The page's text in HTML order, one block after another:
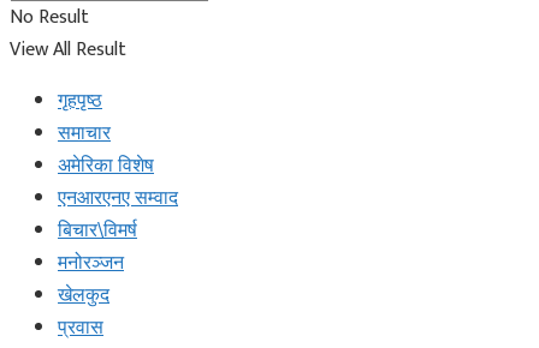
No Result
View All Result
गृहपृष्ठ
समाचार
अमेरिका विशेष
एनआरएनए सम्वाद
बिचार\विमर्ष
मनोरञ्जन
खेलकुद
प्रवास